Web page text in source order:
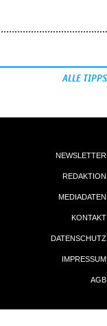
ALLE TIPPS
NEWSLETTER
REDAKTION
MEDIADATEN
KONTAKT
DATENSCHUTZ
IMPRESSUM
AGB